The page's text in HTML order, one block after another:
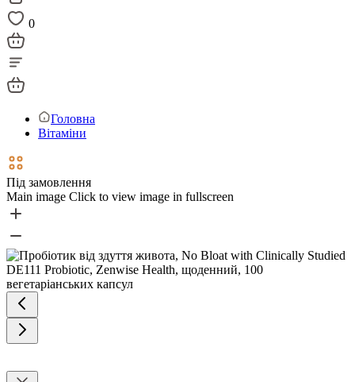
0
Головна
Вітаміни
Під замовлення
Main image Click to view image in fullscreen